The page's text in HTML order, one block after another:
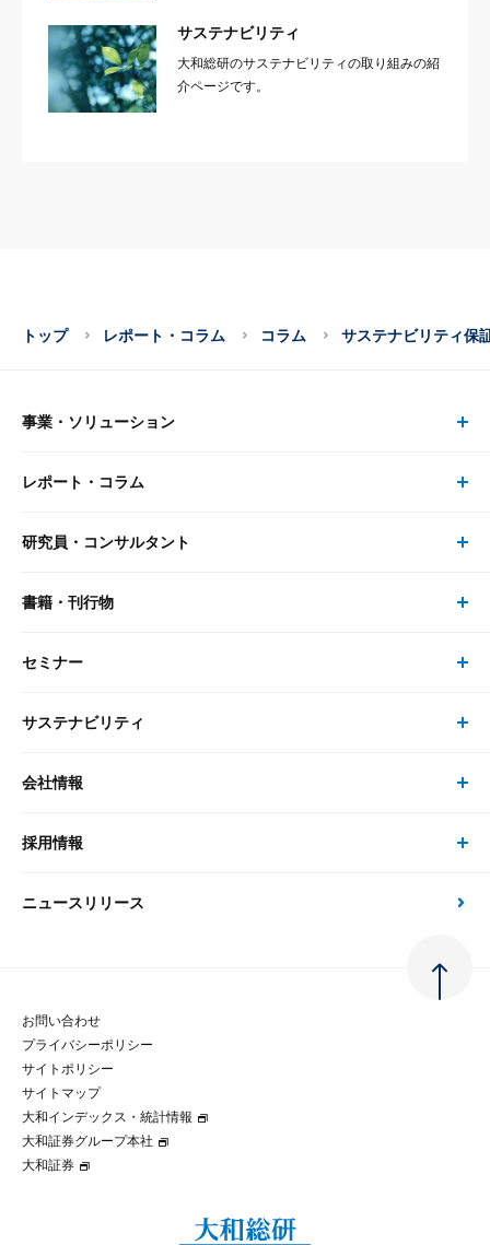
サステナビリティ
大和総研のサステナビリティの取り組みの紹
介ページです。
トップ レポート・コラム コラム サステナビリティ保
事業・ソリューション
事業・ソリューション トップ
リサーチ
大和総研の強み
先端テクノロジーに基づく新たな価値の創出
レポート・コラム
レポート・コラム トップ
最新のレポート・コラム
政策分析
金融経済教育等
テクノロジーレポート
コラム
研究員・コンサルタント
研究員・コンサルタント トップ
研究員
書籍・刊行物
書籍・刊行物 トップ
書籍
セミナー
セミナー トップ
現在受付中のセミナー・イベント
サステナビリティ
サステナビリティの取り組み
次世代社会への貢献
マルチステークホルダー方針
パートナーシップ構築宣言
会社情報
会社情報 トップ
会社概要・役員一覧
大和総研の歩み
グループ会社
採用情報
採用情報 トップ
経験者採用
ニュースリリース
お問い合わせ
プライバシーポリシー
サイトポリシー
サイトマップ
大和インデックス・統計情報
大和証券グループ本社
大和証券